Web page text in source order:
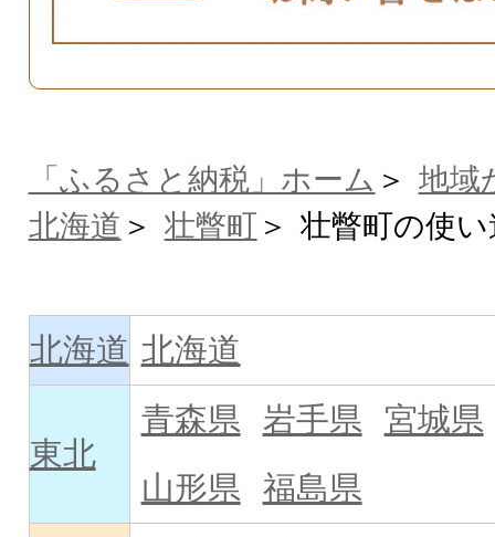
「ふるさと納税」ホーム
地域
北海道
壮瞥町 壮瞥町の使い
北海道 北海道
東北
青森県 岩手県
宮城県
山形県 福島県